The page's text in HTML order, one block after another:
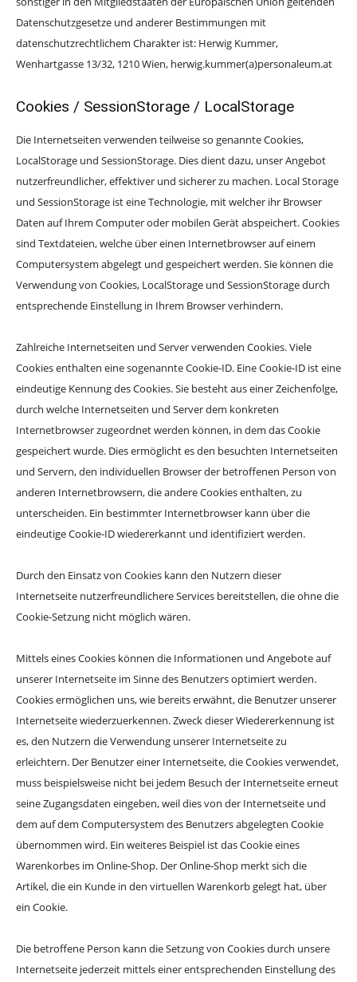
Datenschutzgesetze und anderer Bestimmungen mit
datenschutzrechtlichem Charakter ist: Herwig Kummer,
Wenhartgasse 13/32, 1210 Wien, herwig.kummer(a)personaleum.at
Cookies / SessionStorage / LocalStorage
Die Internetseiten verwenden teilweise so genannte Cookies,
LocalStorage und SessionStorage. Dies dient dazu, unser Angebot
nutzerfreundlicher, effektiver und sicherer zu machen. Local Storage
und SessionStorage ist eine Technologie, mit welcher ihr Browser
Daten auf Ihrem Computer oder mobilen Gerät abspeichert. Cookies
sind Textdateien, welche über einen Internetbrowser auf einem
Computersystem abgelegt und gespeichert werden. Sie können die
Verwendung von Cookies, LocalStorage und SessionStorage durch
entsprechende Einstellung in Ihrem Browser verhindern.
Zahlreiche Internetseiten und Server verwenden Cookies. Viele
Cookies enthalten eine sogenannte Cookie-ID. Eine Cookie-ID ist eine
eindeutige Kennung des Cookies. Sie besteht aus einer Zeichenfolge,
durch welche Internetseiten und Server dem konkreten
Internetbrowser zugeordnet werden können, in dem das Cookie
gespeichert wurde. Dies ermöglicht es den besuchten Internetseiten
und Servern, den individuellen Browser der betroffenen Person von
anderen Internetbrowsern, die andere Cookies enthalten, zu
unterscheiden. Ein bestimmter Internetbrowser kann über die
eindeutige Cookie-ID wiedererkannt und identifiziert werden.
Durch den Einsatz von Cookies kann den Nutzern dieser
Internetseite nutzerfreundlichere Services bereitstellen, die ohne die
Cookie-Setzung nicht möglich wären.
Mittels eines Cookies können die Informationen und Angebote auf
unserer Internetseite im Sinne des Benutzers optimiert werden.
Cookies ermöglichen uns, wie bereits erwähnt, die Benutzer unserer
Internetseite wiederzuerkennen. Zweck dieser Wiedererkennung ist
es, den Nutzern die Verwendung unserer Internetseite zu
erleichtern. Der Benutzer einer Internetseite, die Cookies verwendet,
muss beispielsweise nicht bei jedem Besuch der Internetseite erneut
seine Zugangsdaten eingeben, weil dies von der Internetseite und
dem auf dem Computersystem des Benutzers abgelegten Cookie
übernommen wird. Ein weiteres Beispiel ist das Cookie eines
Warenkorbes im Online-Shop. Der Online-Shop merkt sich die
Artikel, die ein Kunde in den virtuellen Warenkorb gelegt hat, über
ein Cookie.
Die betroffene Person kann die Setzung von Cookies durch unsere
Internetseite jederzeit mittels einer entsprechenden Einstellung des